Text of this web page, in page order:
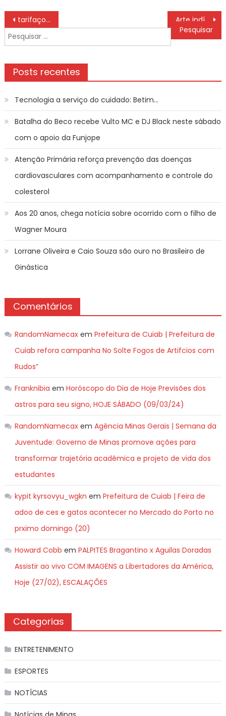
Navegação
de
Post
tarifaço de Trump afeta 3,3% das exportações brasileiras
Arte indígena ganha exposição de grande porte em Petrópolis
Pesquisar
por:
Posts recentes
Tecnologia a serviço do cuidado: Betim…
Batalha do Beco recebe Vulto MC e DJ Black neste sábado
com o apoio da Funjope
Atenção Primária reforça prevenção das doenças
cardiovasculares com acompanhamento e controle do
colesterol
Aos 20 anos, chega notícia sobre ocorrido com o filho de
Wagner Moura
Lorrane Oliveira e Caio Souza são ouro no Brasileiro de
Ginástica
Comentários
RandomNamecaxem Prefeitura de Cuiab | Prefeitura de
Cuiab refora campanha No Solte Fogos de Artifcios com
Rudos”
Franknibia em Horóscopo do Dia de Hoje Previsões dos
astros para seu signo, HOJE SÁBADO (09/03/24)
RandomNamecaxem Agência Minas Gerais | Semana da
Juventude: Governo de Minas promove ações para
transformar trajetória acadêmica e projeto de vida dos
estudantes
kypit kyrsovyu_wgkn em Prefeitura de Cuiab | Feira de
adoo de ces e gatos acontecer no Mercado do Porto no
prximo domingo (20)
Howard Cobb em PALPITES Bragantino x Aguilas Doradas
Assistir ao vivo COM IMAGENS a Libertadores da América,
Hoje (27/02), ESCALAÇÕES
Categorias
ENTRETENIMENTO
ESPORTES
NOTÍCIAS